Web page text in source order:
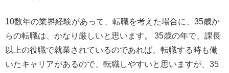
10数年の業界経験があって、転職を考えた場合に、35歳か
らの転職は、かなり厳しいと思います。 35歳の年で、課長
以上の役職で就業されているのであれば、転職する時も働
いたキャリアがあるので、転職しやすいと思いますが、35